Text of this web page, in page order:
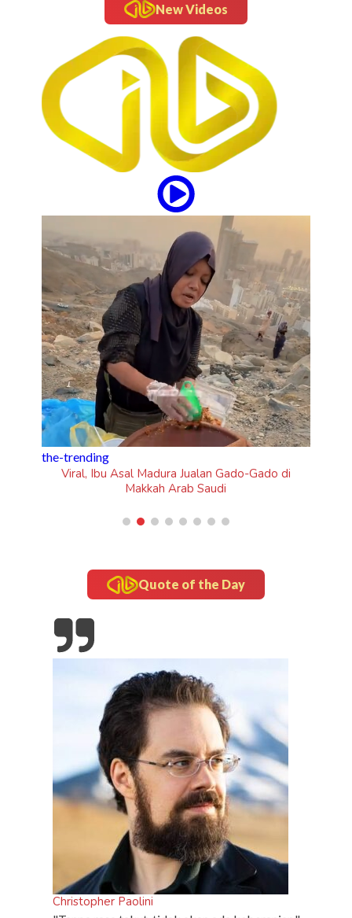
New Videos
updates
Tampil Nyentrik di The Sounds Project, Naykilla
Curi Perhatian
Quote of the Day
Christopher Paolini